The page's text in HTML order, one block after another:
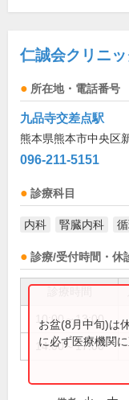
仁誠会クリニ
所在地・電話番号
九品寺交差点駅
熊本県熊本市中央区
096-211-5151
診療科目
内科 腎臓内科
診療/受付時間・休
10:00～13:00
14:00～17:00
お盆(8月中旬)は
に必ず医療機関